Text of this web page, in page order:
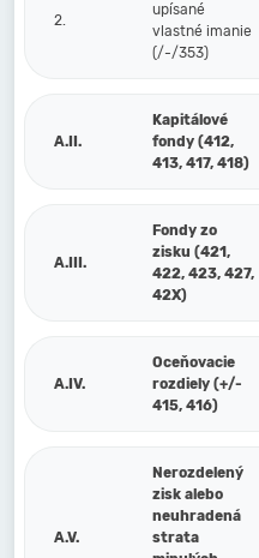
2.
upísané
vlastné imanie
(/-/353)
A.II.
Kapitálové
fondy (412,
413, 417, 418)
A.III.
Fondy zo
zisku (421,
422, 423, 427,
42X)
A.IV.
Oceňovacie
rozdiely (+/-
415, 416)
A.V.
Nerozdelený
zisk alebo
neuhradená
strata